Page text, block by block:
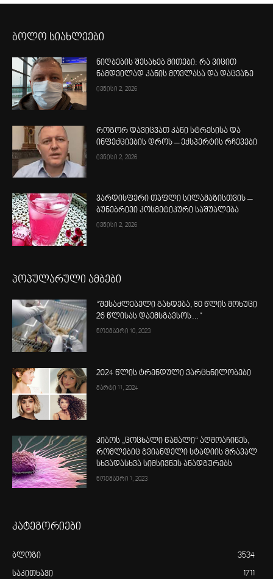
ბოლო სიახლეები
ნიღბების შესახებ მითები: რა ვიცით
ნამდვილად კანის მოვლასა და დაცვაზე
ივნისი 2, 2026
როგორ დავიცვათ კანი სტრესისა და
ინფექციების დროს – ექსპერტის რჩევები
ივნისი 2, 2026
ვარდისფერი თაფლი სილამაზისთვის –
ბუნებრივი კოსმეტიკური საშუალება
ივნისი 2, 2026
პოპულარული ამბები
“შესაძლებელი გახდება, 80 წლის მოხუცი
26 წლისას დაემსგავსოს…“
ნოემბერი 10, 2023
2024 წლის ტრენდული ვარცხნილობები
მარტი 11, 2024
კიბოს „ცოცხალი წამალი“ აღმოაჩინეს,
რომლებიც გვიანდელი სტადიის მრავალ
სხვადასხვა სიმსივნეს ანადგურებს
ნოემბერი 1, 2023
კატეგორიები
ბლოგი 3534
საკითხავი 1711